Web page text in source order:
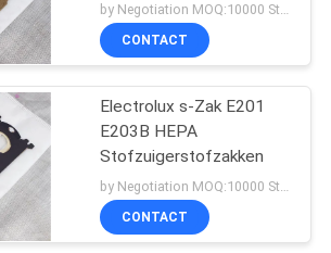
by Negotiation MOQ:10000 Stuk/Stukken
CONTACT
Electrolux s-Zak E201
E203B HEPA
Stofzuigerstofzakken
CONTACT